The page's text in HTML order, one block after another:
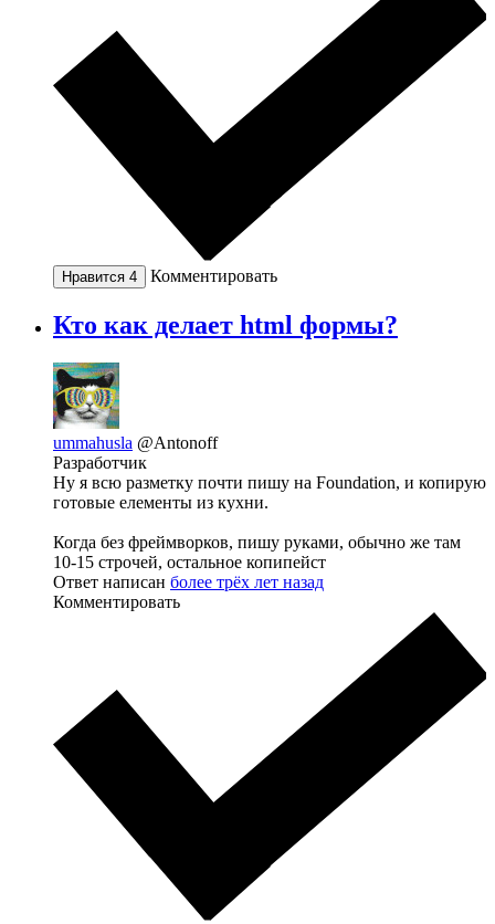
Нравится 4 Комментировать
Кто как делает html формы?
ummahusla @Antonoff
Разработчик
Ну я всю разметку почти пишу на Foundation, и копирую
готовые елементы из кухни.
Когда без фреймворков, пишу руками, обычно же там
10-15 строчей, остальное копипейст
Ответ написан более трёх лет назад
Комментировать